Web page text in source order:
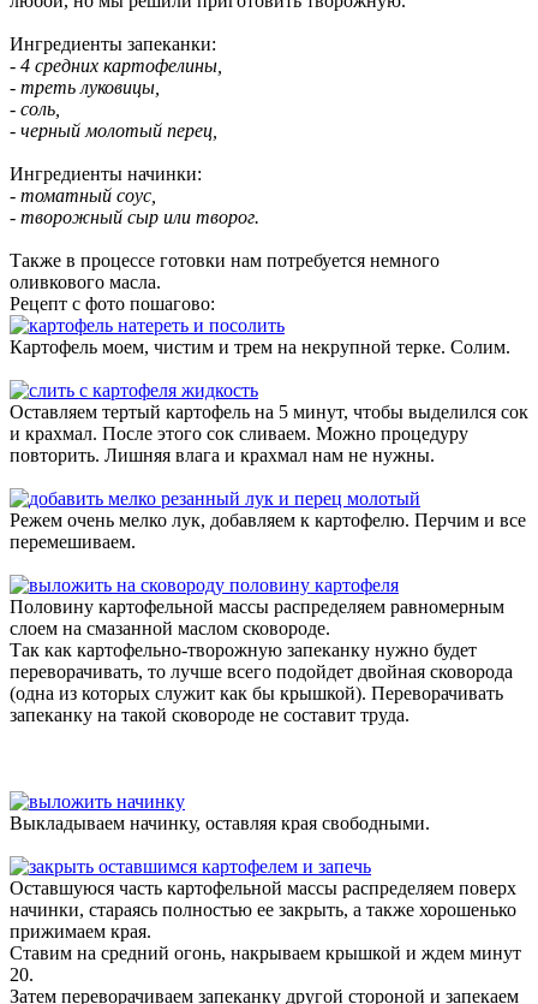
Ингредиенты запеканки:
- 4 средних картофелины,
- треть луковицы,
- соль,
- черный молотый перец,
Ингредиенты начинки:
- томатный соус,
- творожный сыр или творог.
Также в процессе готовки нам потребуется немного
оливкового масла.
Рецепт с фото пошагово:
Картофель моем, чистим и трем на некрупной терке. Солим.
Оставляем тертый картофель на 5 минут, чтобы выделился сок
и крахмал. После этого сок сливаем. Можно процедуру
повторить. Лишняя влага и крахмал нам не нужны.
Режем очень мелко лук, добавляем к картофелю. Перчим и все
перемешиваем.
Половину картофельной массы распределяем равномерным
слоем на смазанной маслом сковороде.
Так как картофельно-творожную запеканку нужно будет
переворачивать, то лучше всего подойдет двойная сковорода
(одна из которых служит как бы крышкой). Переворачивать
запеканку на такой сковороде не составит труда.
Выкладываем начинку, оставляя края свободными.
Оставшуюся часть картофельной массы распределяем поверх
начинки, стараясь полностью ее закрыть, а также хорошенько
прижимаем края.
Ставим на средний огонь, накрываем крышкой и ждем минут
20.
Затем переворачиваем запеканку другой стороной и запекаем